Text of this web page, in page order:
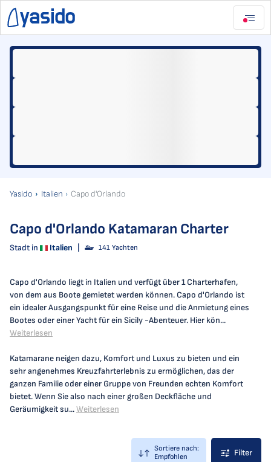
Yasido Italien Capo d'Orlando
Capo d'Orlando Katamaran Charter
Stadt in Italien 141 Yachten
Capo d'Orlando liegt in Italien und verfügt über 1 Charterhafen,
von dem aus Boote gemietet werden können. Capo d'Orlando ist
ein idealer Ausgangspunkt für eine Reise und die Anmietung eines
Bootes oder einer Yacht für ein Sicily -Abenteuer. Hier kön...
Weiterlesen
Katamarane neigen dazu, Komfort und Luxus zu bieten und ein
sehr angenehmes Kreuzfahrterlebnis zu ermöglichen, das der
ganzen Familie oder einer Gruppe von Freunden echten Komfort
bietet. Wenn Sie also nach einer großen Deckfläche und
Geräumigkeit su...Weiterlesen
Sortiere nach:
Empfohlen
Filter